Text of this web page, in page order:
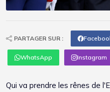
PARTAGER SUR :
WhatsApp Instagram
Qui va prendre les rênes de